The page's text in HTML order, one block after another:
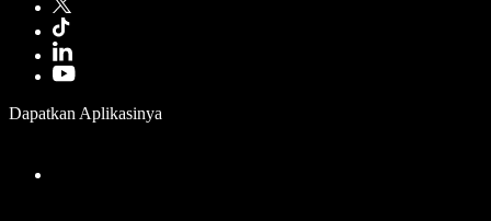
Dapatkan Aplikasinya